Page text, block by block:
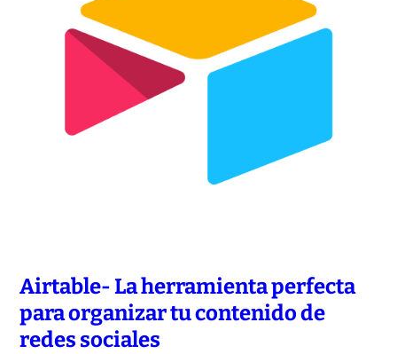
Airtable- La herramienta perfecta
para organizar tu contenido de
redes sociales